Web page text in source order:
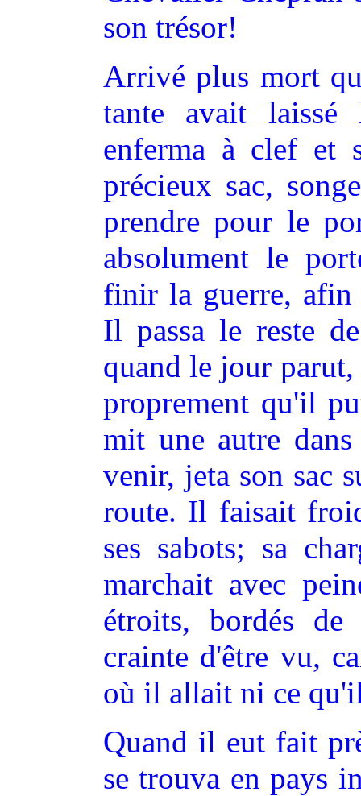
son trésor!
Arrivé plus mort
tante avait
enferma à clef et
précieux sac,
prendre pour le
absolument le
finir la guerre, afin
Il passa le reste
quand le jour
proprement qu'il
mit une autre
venir, jeta son sac
route. Il faisait
ses sabots; sa
marchait avec
étroits, bordés de
crainte d'être vu,
où il allait ni ce
Quand il eut fait
se trouva en pays